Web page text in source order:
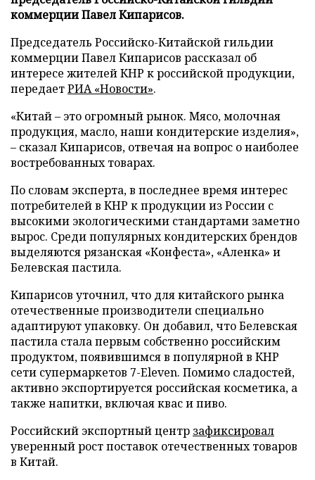
коммерции Павел Кипарисов.
Председатель Российско-Китайской гильдии
коммерции Павел Кипарисов рассказал об
интересе жителей КНР к российской продукции,
передаетРИА «Новости».
«Китай – это огромный рынок. Мясо, молочная
продукция, масло, наши кондитерские изделия»,
– сказал Кипарисов, отвечая на вопрос о наиболее
востребованных товарах.
По словам эксперта, в последнее время интерес
потребителей в КНР к продукции из России с
высокими экологическими стандартами заметно
вырос. Среди популярных кондитерских брендов
выделяются рязанская «Конфеста», «Аленка» и
Белевская пастила.
Кипарисов уточнил, что для китайского рынка
отечественные производители специально
адаптируют упаковку. Он добавил, что Белевская
пастила стала первым собственно российским
продуктом, появившимся в популярной в КНР
сети супермаркетов 7-Eleven. Помимо сладостей,
активно экспортируется российская косметика, а
также напитки, включая квас и пиво.
Российский экспортный центр зафиксировал
уверенный рост поставок отечественных товаров
в Китай.